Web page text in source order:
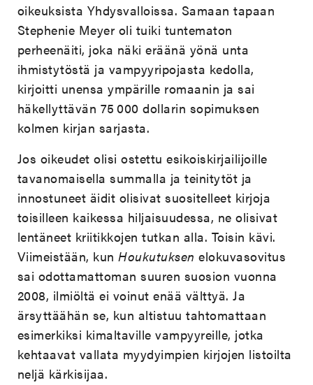
oikeuksista Yhdysvalloissa. Samaan tapaan
Stephenie Meyer oli tuiki tuntematon
perheenäiti, joka näki eräänä yönä unta
ihmistytöstä ja vampyyripojasta kedolla,
kirjoitti unensa ympärille romaanin ja sai
häkellyttävän 75 000 dollarin sopimuksen
kolmen kirjan sarjasta.
Jos oikeudet olisi ostettu esikoiskirjailijoille
tavanomaisella summalla ja teinitytöt ja
innostuneet äidit olisivat suositelleet kirjoja
toisilleen kaikessa hiljaisuudessa, ne olisivat
lentäneet kriitikkojen tutkan alla. Toisin kävi.
Viimeistään, kunHoukutuksen elokuvasovitus
sai odottamattoman suuren suosion vuonna
2008, ilmiöltä ei voinut enää välttyä. Ja
ärsyttäähän se, kun altistuu tahtomattaan
esimerkiksi kimaltaville vampyyreille, jotka
kehtaavat vallata myydyimpien kirjojen listoilta
neljä kärkisijaa.